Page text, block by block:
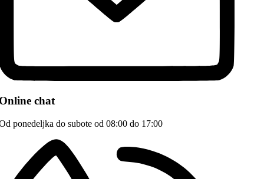
chat
ponedeljka do subote od 08:00 do 17:00